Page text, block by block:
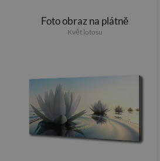
Foto obraz na plátně
Květ lotosu